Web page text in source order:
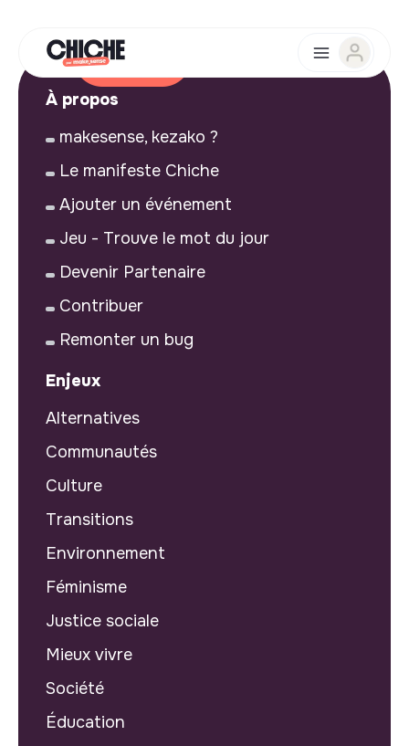
À propos
makesense, kezako ?
Le manifeste Chiche
Ajouter un événement
Jeu - Trouve le mot du jour
Devenir Partenaire
Contribuer
Remonter un bug
Enjeux
Alternatives
Communautés
Culture
Transitions
Environnement
Féminisme
Justice sociale
Mieux vivre
Société
Éducation